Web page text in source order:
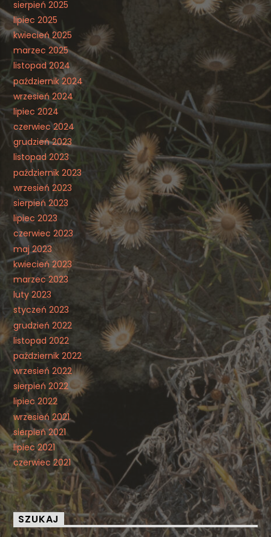
sierpień 2025
lipiec 2025
kwiecień 2025
marzec 2025
listopad 2024
październik 2024
wrzesień 2024
lipiec 2024
czerwiec 2024
grudzień 2023
listopad 2023
październik 2023
wrzesień 2023
sierpień 2023
lipiec 2023
czerwiec 2023
maj 2023
kwiecień 2023
marzec 2023
luty 2023
styczeń 2023
grudzień 2022
listopad 2022
październik 2022
wrzesień 2022
sierpień 2022
lipiec 2022
wrzesień 2021
sierpień 2021
lipiec 2021
czerwiec 2021
SZUKAJ